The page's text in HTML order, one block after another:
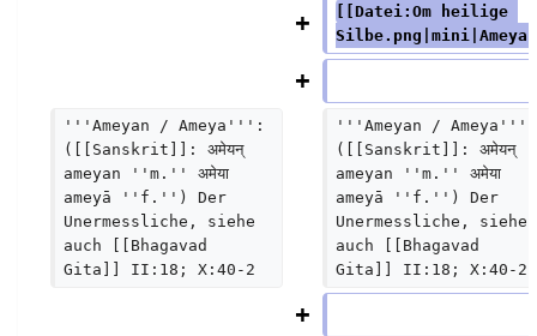
r
e
z
[[Datei:Om heilige
'''Ameyan / Ameya''':
([[Sanskrit]]: अमेयन्
ameyan ''m.'' अमेया
ameyā ''f.'') Der
Unermessliche, siehe
auch [[Bhagavad
Gita]] II:18; X:40-2
'''Ameyan /
([[Sanskrit]]: अमेयन्
ameyan ''m.'' अमेया
ameyā ''f.'') Der
Unermessliche, siehe
auch [[Bhagavad
Gita]] II:18; X:40-2